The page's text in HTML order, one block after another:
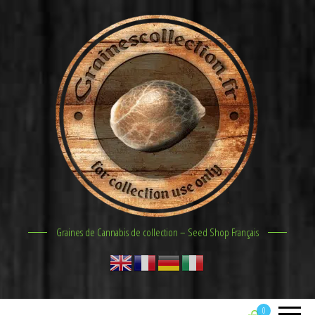
Graines de Cannabis de collection – Seed Shop Français
0